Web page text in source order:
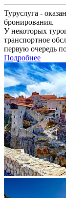
Туруслуга -
бронирования.
У некоторых
транспортное
первую очередь
Подробнее